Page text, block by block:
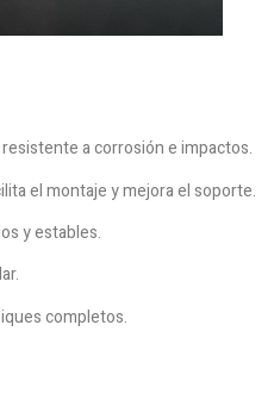
a corrosión e impactos.
el montaje y mejora el soporte.
y estables.
completos.